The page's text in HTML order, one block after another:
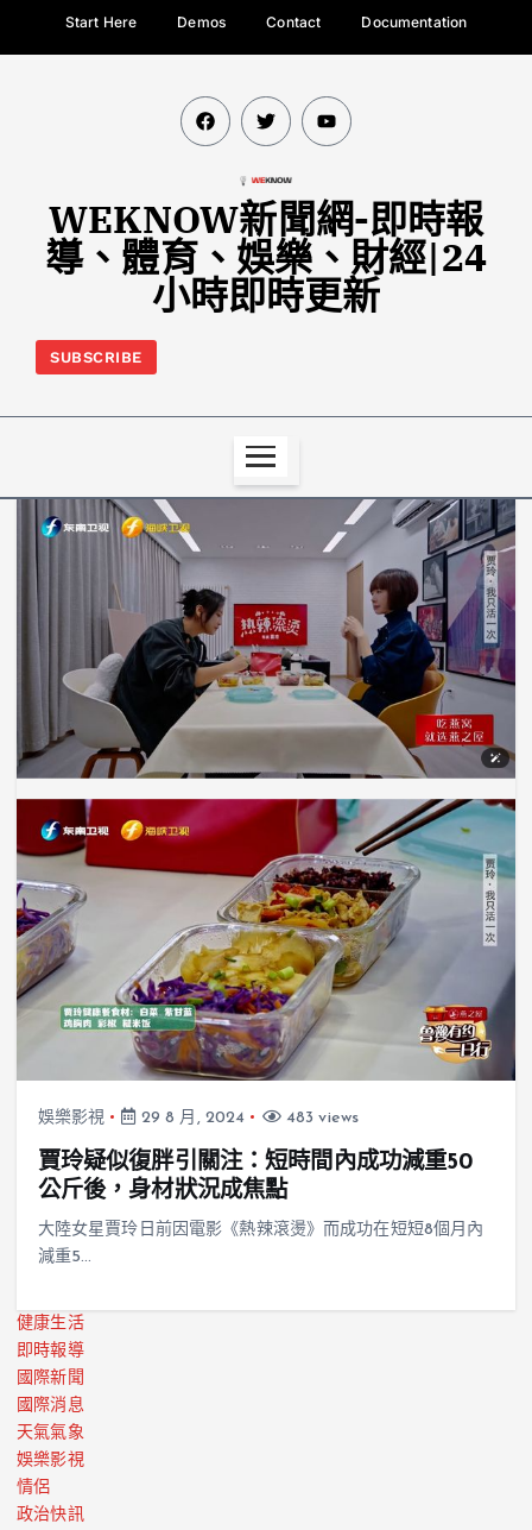
Start Here Demos Contact Documentation
WEKNOW新聞網-即時報
導、體育、娛樂、財經|24
小時即時更新
SUBSCRIBE
娛樂影視 29 8 月, 2024 483 views
賈玲疑似復胖引關注：短時間內成功減重50
公斤後，身材狀況成焦點
大陸女星賈玲日前因電影《熱辣滾燙》而成功在短短8個月內
減重5…
健康生活
即時報導
國際新聞
國際消息
天氣氣象
娛樂影視
情侶
政治快訊